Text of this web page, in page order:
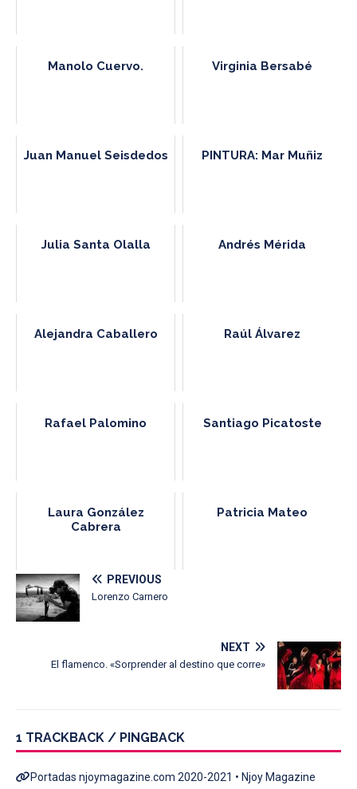
Manolo Cuervo. Virginia Bersabé
Juan Manuel Seisdedos PINTURA: Mar Muñiz
Julia Santa Olalla Andrés Mérida
Alejandra Caballero Raúl Álvarez
Rafael Palomino Santiago Picatoste
Laura González
Cabrera
Patricia Mateo
PREVIOUS
Lorenzo Carnero
NEXT
El flamenco. «Sorprender al destino que corre»
1 TRACKBACK / PINGBACK
Portadas njoymagazine.com 2020-2021 • Njoy Magazine